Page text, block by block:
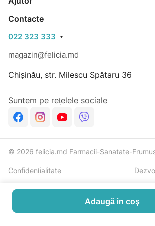
Contacte
022 323 333
magazin@felicia.md
Chișinău, str. Milescu Spătaru 36
Suntem pe rețelele sociale
© 2026 felicia.md Farmacii-Sanatate-
Confidențialitate
Adaugă in coş